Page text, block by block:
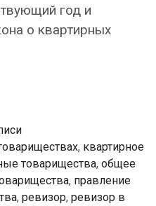
год и
о квартирных
, квартирное
товарищества, общее
, правление
, ревизор, ревизор в